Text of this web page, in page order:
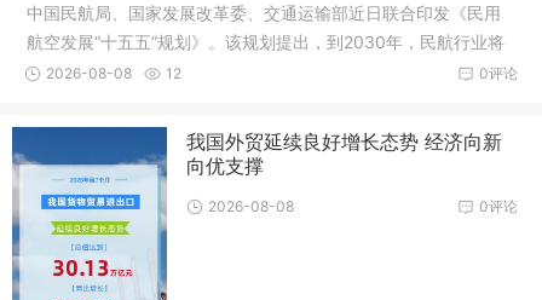
中国民航局、国家发展改革委、交通运输部近日联合印发《民用
航空发展“十五五”规划》。该规划提出，到2030年，民航行业将
在安全水平、服务能力、基础设施等方面达到国际一流水平，并
0评论
2026-08-08 12
我国外贸延续良好增长态势 经济向新
向优支撑
0评论
2026-08-08